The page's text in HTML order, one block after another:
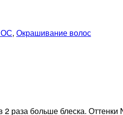
, Окрашивание волос
раза больше блеска.